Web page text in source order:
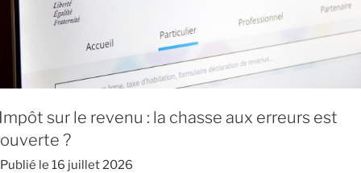
sur le revenu : la chasse aux erreurs est
ouverte ?
Publié le 16 juillet 2026